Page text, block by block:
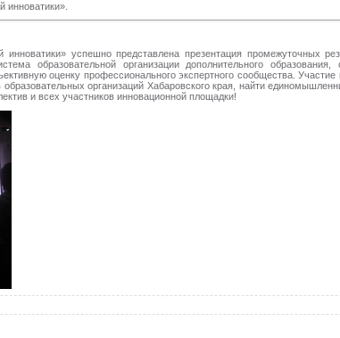
инноватики».
успешно представлена презентация промежуточных
образовательной организации дополнительного
оценку профессионального экспертного сообщества.
организаций Хабаровского края, найти
и всех участников инновационной площадки!